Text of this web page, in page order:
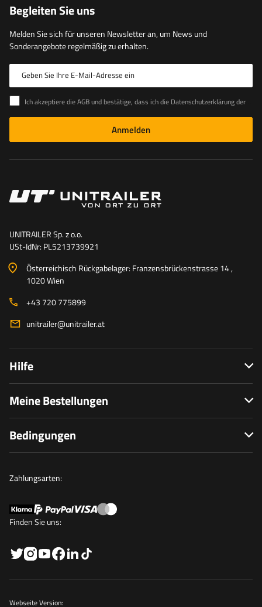
Begleiten Sie uns
Melden Sie sich für unseren Newsletter an, um News und
Sonderangebote regelmäßig zu erhalten.
Geben Sie Ihre E-Mail-Adresse ein
Ich akzeptiere die AGB und bestätige, dass ich die Datenschutzerklärung der Website zur Kenntnis genommen habe
Anmelden
UNITRAILER Sp. z o.o.
USt-IdNr: PL5213739921
Österreichisch Rückgabelager: Franzensbrückenstrasse 14 ,
1020 Wien
+43 720 775899
unitrailer@unitrailer.at
Hilfe
Meine Bestellungen
Bedingungen
Zahlungsarten:
Finden Sie uns:
Webseite Version: